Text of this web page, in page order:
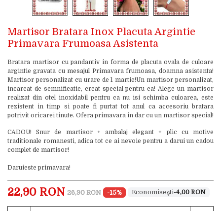
Martisor Bratara Inox Placuta Argintie
Primavara Frumoasa Asistenta
Bratara martisor cu pandantiv in forma de placuta ovala de culoare
argintie gravata cu mesajul Primavara frumoasa, doamna asistenta!
Martisor personalizat cu urare de 1 martie!Un martisor personalizat,
incarcat de semnificatie, creat special pentru ea! Alege un martisor
realizat din otel inoxidabil pentru ca nu isi schimba culoarea, este
rezistent in timp si poate fi purtat tot anul ca accesoriu bratara
potrivit oricarei tinute. Ofera primavara in dar cu un martisor special!
CADOU! Snur de martisor + ambalaj elegant + plic cu motive
traditionale romanesti, adica tot ce ai nevoie pentru a darui un cadou
complet de martisor!
Daruieste primavara!
22,90 RON 26,90 RON -15% -4,00 RON